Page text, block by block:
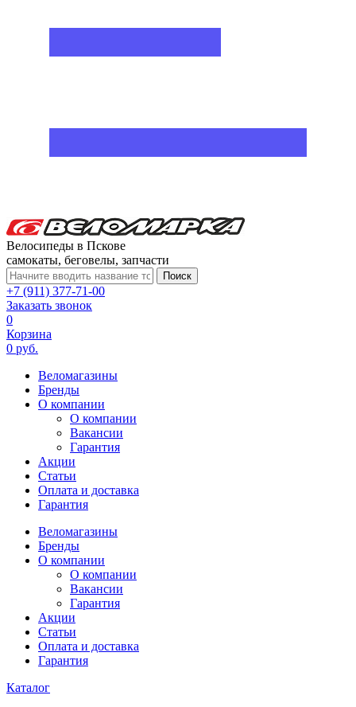
Велосипеды в Пскове
самокаты, беговелы, запчасти
Поиск
+7 (911) 377-71-00
Заказать звонок
0
Корзина
0 руб.
Веломагазины
Бренды
О компании
О компании
Вакансии
Гарантия
Акции
Статьи
Оплата и доставка
Гарантия
Веломагазины
Бренды
О компании
О компании
Вакансии
Гарантия
Акции
Статьи
Оплата и доставка
Гарантия
Каталог